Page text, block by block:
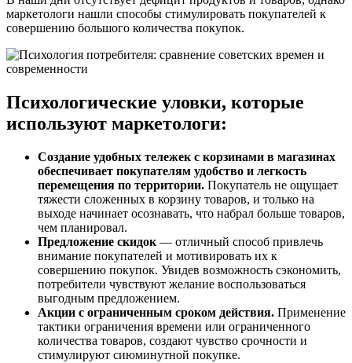
маркетологи нашли способы стимулировать покупателей к
совершению большого количества покупок.
Психологические уловки, которые
используют маркетологи:
Создание удобных тележек с корзинами в магазинах
обеспечивает покупателям удобство и легкость
перемещения по территории. Покупатель не ощущает
тяжести сложенных в корзину товаров, и только на
выходе начинает осознавать, что набрал больше товаров,
чем планировал.
Предложение скидок — отличный способ привлечь
внимание покупателей и мотивировать их к
совершению покупок. Увидев возможность сэкономить,
потребители чувствуют желание воспользоваться
выгодным предложением.
Акции с ограниченным сроком действия. Применение
тактики ограничения времени или ограниченного
количества товаров, создают чувство срочности и
стимулируют сиюминутной покупке.